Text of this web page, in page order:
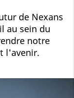
de Nexans
au sein du
notre
l'avenir.